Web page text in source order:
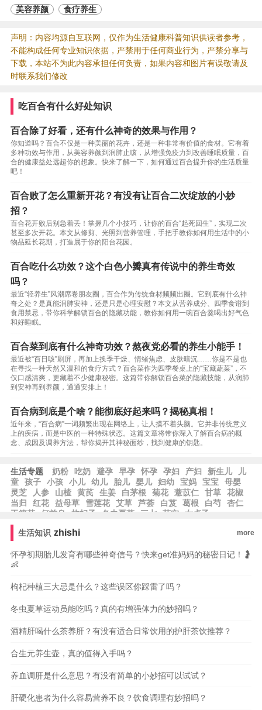
美容养颜
食疗养生
声明：内容均源自互联网，仅作为生活健康科普知识供读者参考，
不能构成任何专业知识依据，严禁用于任何商业行为，严禁分享与
下载，本站不为此内容承担任何负责，如果内容和图片有误敬请及
时联系我们修改
吃百合有什么好处知识
百合除了好看，还有什么神奇的效果与作用？
你知道吗？百合不仅是一种美丽的花卉，还是一种非常有价值的食材。它有着
多种功效与作用，从美容养颜到润肺止咳，从增强免疫力到改善睡眠质量，百
合的健康益处远超你的想象。快来了解一下，如何通过百合提升你的生活质量
吧！
百合败了怎么重新开花？有没有让百合二次绽放的小妙
招？
百合花开败后别急着丢！掌握几个小技巧，让你的百合“起死回生”，实现二次
甚至多次开花。本文从修剪、光照到营养管理，手把手教你如何用生活中的小
物品延长花期，打造属于你的阳台花园。
百合吃什么功效？这个白色小瓣真有传说中的养生奇效
吗？
最近“轻养生”风潮席卷朋友圈，百合作为传统食材频频出圈。它到底有什么神
奇之处？是真能润肺安神，还是只是心理安慰？本文从营养成分、四季食谱到
食用禁忌，带你科学解锁百合的隐藏功能，教你如何用一碗百合羹喝出好气色
和好睡眠。
百合菜到底有什么神奇功效？熬夜党必看的养生小能手！
最近被“百日咳”刷屏，再加上换季干燥、情绪焦虑、皮肤暗沉……你是不是也
在寻找一种天然又温和的食疗方式？百合菜作为四季餐桌上的“宝藏蔬菜”，不
仅口感清爽，更藏着不少健康秘密。这篇带你解锁百合菜的隐藏技能，从润肺
到安神再到养颜，通通安排上！
百合病到底是个啥？能彻底好起来吗？揭秘真相！
近年来，“百合病”一词频繁出现在网络上，让人摸不着头脑。它并非传统意义
上的疾病，而是中医的一种特殊状态。这篇文章将带你深入了解百合病的概
念、成因及调养方法，帮你揭开其神秘面纱，找到健康的钥匙。
生活专题 奶粉 吃奶 避孕 早孕 怀孕 孕妇 产妇 新生儿
儿
童
孩子 小孩 小儿 幼儿 胎儿 婴儿 妇幼 宝妈 宝宝
母婴
灵芝
人参 山楂 黄芪 生姜 白茅根 菊花 薏苡仁 甘草
花椒
当归
红花 益母草 雪莲花 艾草 芦荟 白芨 葛根 白芍
杏仁
玉簪花
何首乌 枸杞子 冬虫夏草 三七 芡实 女贞子
生活知识 zhishi more
怀孕初期胎儿发育有哪些神奇信号？快来get准妈妈的秘密日记！🤰
👶
枸杞种植三大忌是什么？这些误区你踩雷了吗？
冬虫夏草运动员能吃吗？真的有增强体力的妙招吗？
酒精肝喝什么茶养肝？有没有适合日常饮用的护肝茶饮推荐？
合生元养生壶，真的值得入手吗？
养血调肝是什么意思？有没有简单的小妙招可以试试？
肝硬化患者为什么容易营养不良？饮食调理有妙招吗？